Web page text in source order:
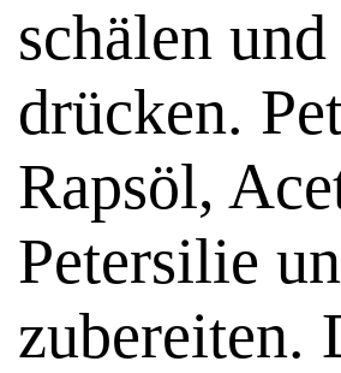
schälen
drücken.
Rapsöl,
Petersilie
zubereiten.